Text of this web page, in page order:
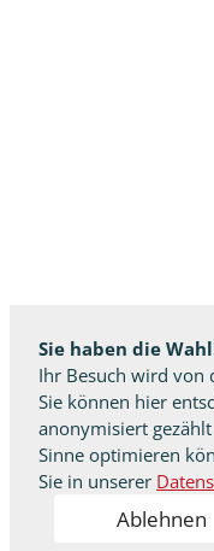
Sie haben die
Ihr Besuch wird von
Sie können hier
anonymisiert
Sinne optimieren
Sie in unserer
Ablehnen